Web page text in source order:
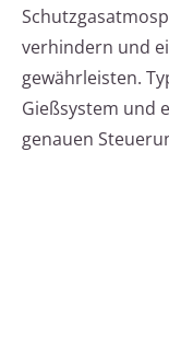
verhindern und
gewährleisten.
Gießsystem und
genauen